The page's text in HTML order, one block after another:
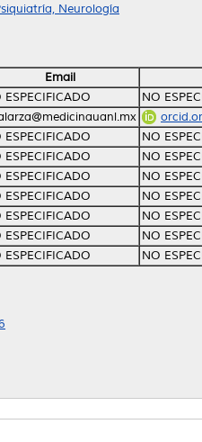
Neurología
Email
ESPECIFICADO
NO
ESPECIFICADO
NO
ESPECIFICADO
NO
ESPECIFICADO
NO
ESPECIFICADO
NO
ESPECIFICADO
NO
ESPECIFICADO
NO
ESPECIFICADO
NO